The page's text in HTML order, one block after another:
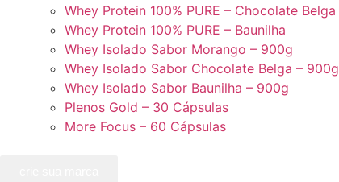
Whey Protein 100% PURE – Chocolate Belga
Whey Protein 100% PURE – Baunilha
Whey Isolado Sabor Morango – 900g
Whey Isolado Sabor Chocolate Belga – 900g
Whey Isolado Sabor Baunilha – 900g
Plenos Gold – 30 Cápsulas
More Focus – 60 Cápsulas